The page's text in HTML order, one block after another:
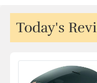
Today's